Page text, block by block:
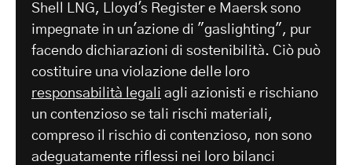
Shell LNG, Lloyd's Register e Maersk sono
impegnate in un'azione di "gaslighting", pur
facendo dichiarazioni di sostenibilità. Ciò può
costituire una violazione delle loro
responsabilità legali agli azionisti e rischiano
un contenzioso se tali rischi materiali,
compreso il rischio di contenzioso, non sono
adeguatamente riflessi nei loro bilanci